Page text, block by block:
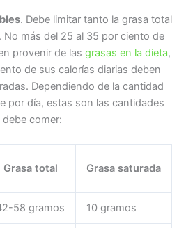
. Debe limitar tanto la grasa total
No más del 25 al 35 por ciento de
provenir de las grasas en la dieta,
de sus calorías diarias deben
Dependiendo de la cantidad
por día, estas son las cantidades
comer:
Grasa total Grasa saturada
58 gramos 10 gramos